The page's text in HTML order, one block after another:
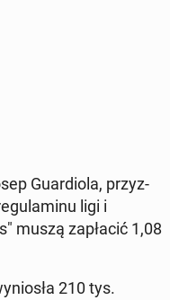
Guardi­o­la, przyz­
ligi i
muszą za­płacić 1,08
210 tys.